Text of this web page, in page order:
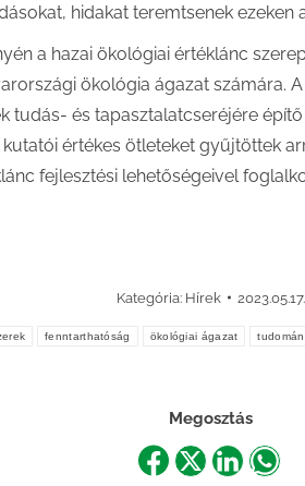
hidakat teremtsenek ezeken
a hazai ökológiai értéklánc
ökológia ágazat számára.
tudás- és tapasztalatcseréjére
értékes ötleteket gyűjtöttek
fejlesztési lehetőségeivel
Kategória: Hírek 2023.05.17.
fenntarthatóság ökológiai ágazat
Megosztás
ShareShareShareShare